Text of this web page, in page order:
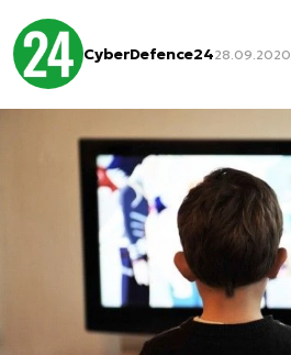
CyberDefence2428.09.2020